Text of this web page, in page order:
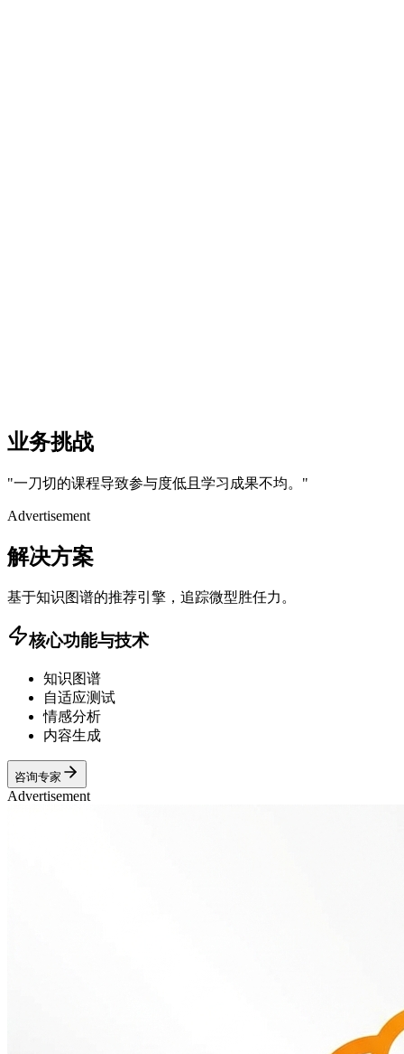
业务挑战
"一刀切的课程导致参与度低且学习成果不均。 "
Advertisement
解决方案
基于知识图谱的推荐引擎，追踪微型胜任力。
核心功能与技术
知识图谱
自适应测试
情感分析
内容生成
咨询专家
Advertisement